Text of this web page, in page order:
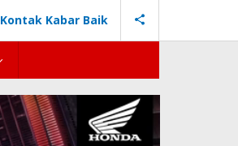
Kontak Kabar Baik